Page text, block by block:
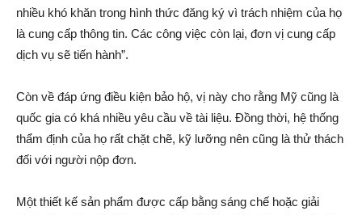
nhiều khó khăn trong hình thức đăng ký vì trách nhiệm của họ
là cung cấp thông tin. Các công việc còn lại, đơn vị cung cấp
dịch vụ sẽ tiến hành”.
Còn về đáp ứng điều kiện bảo hộ, vị này cho rằng Mỹ cũng là
quốc gia có khá nhiều yêu cầu về tài liệu. Đồng thời, hệ thống
thẩm định của họ rất chặt chẽ, kỹ lưỡng nên cũng là thử thách
đối với người nộp đơn.
Một thiết kế sản phẩm được cấp bằng sáng chế hoặc giải